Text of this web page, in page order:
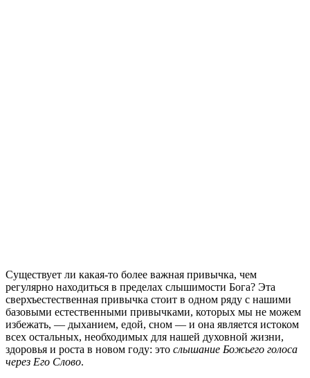
Существует ли какая-то более важная привычка, чем
регулярно находиться в пределах слышимости Бога? Эта
сверхъестественная привычка стоит в одном ряду с нашими
базовыми естественными привычками, которых мы не можем
избежать, — дыханием, едой, сном — и она является истоком
всех остальных, необходимых для нашей духовной жизни,
здоровья и роста в новом году: это слышание Божьего голоса
через Его Слово.